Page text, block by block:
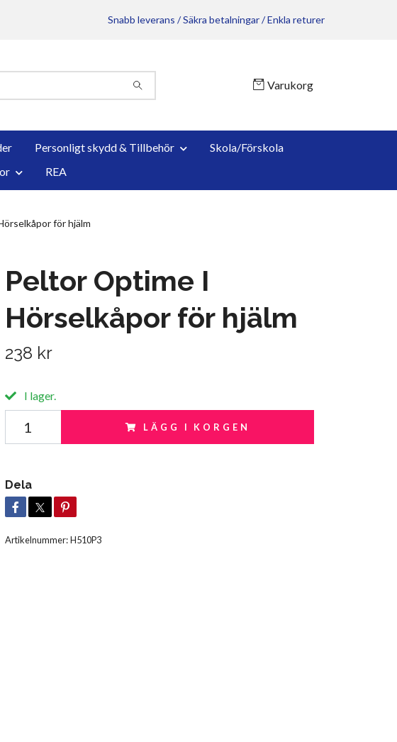
Snabb leverans / Säkra betalningar / Enkla returer
Varukorg
Personligt skydd & Tillbehör
Skola/Förskola
REA
för hjälm
Peltor Optime I
Hörselkåpor för hjälm
238 kr
I lager.
LÄGG I KORGEN
Dela
Artikelnummer:H510P3